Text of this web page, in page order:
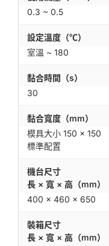
0.3 ~ 0.5
設定溫度（℃）
室溫 ~ 180
黏合時間（s）
30
黏合寬度（mm）
模具大小 150 × 150
標準配置
機台尺寸
長 × 寬 × 高（mm）
400 × 460 × 650
裝箱尺寸
長 × 寬 × 高（mm）